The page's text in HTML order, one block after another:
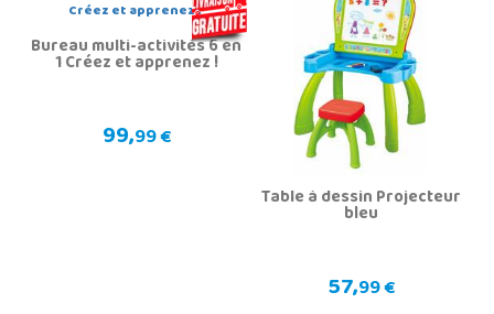
Bureau multi-activités 6 en
1 Créez et apprenez !
99,99 €
Table à dessin Projecteur
bleu
57,99 €